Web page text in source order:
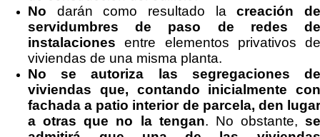
No darán como resultado lacreación de
servidumbres de paso de redes de
instalaciones entre elementos privativos de
viviendas de una misma planta.
No se autoriza las segregaciones de
viviendas que, contando inicialmente con
fachada a patio interior de parcela, den lugar
a otras que no la tengan. No obstante, se